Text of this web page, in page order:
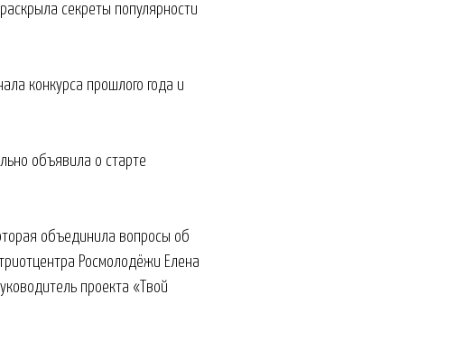
секреты популярности
конкурса прошлого года и
объявила о старте
объединила вопросы об
Росмолодёжи Елена
проекта «Твой